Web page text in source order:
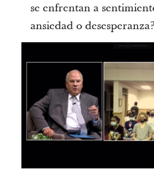
se enfrentan a
ansiedad o